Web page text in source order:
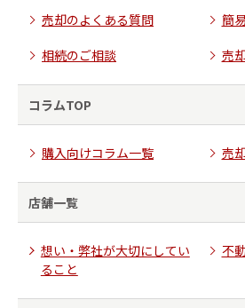
売却のよくある質問
簡
相続のご相談
売
コラムTOP
購入向けコラム一覧 売
店舗一覧
想い・弊社が大切にしてい
ること
不